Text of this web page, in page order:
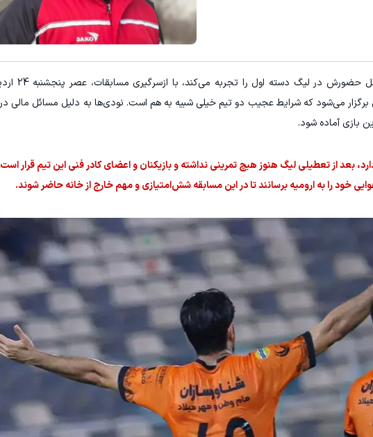
به گزارش "ورزش سه"، شناورسازی که
برگزار می‌شود که شرایط عجیب دو تیم خیلی شبیه به هم است. نودی‌ها به دلیل مسائل مالی در
بازی آماده شود.
بعد از تعطیلی لیگ هنوز هیچ تمرینی نداشته و بازیکنان و اعضای کادر فنی این تیم قرار
خود را به ارومیه برسانند تا در این مسابقه شش‌امتیازی و مهم خارج ‌از خانه حاضر شوند.